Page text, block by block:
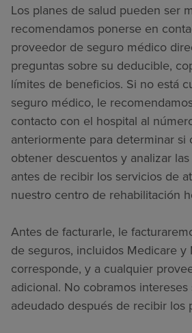
Los planes de salud pueden ser
recomendamos ponerse en
proveedor de seguro médico
preguntas sobre su deducible,
límites de beneficios. Si no está
seguro médico, le
contacto con el hospital al
anteriormente para determinar si
obtener descuentos y analizar
antes de recibir los servicios de
nuestro centro de rehabilitación
Antes de facturarle, le
de seguros, incluidos Medicare y
corresponde, y a cualquier
adicional. No cobramos
adeudado después de recibir los